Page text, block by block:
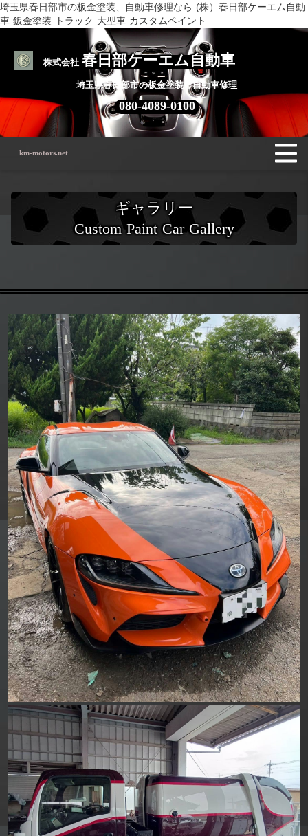
埼玉県春日部市の板金塗装、自動車修理なら (株）春日部ケーエム自動
車 鈑金塗装 トラック 大型車 カスタムペイント
株式会社 春日部ケーエム自動車
埼玉県春日部市の板金塗装・自動車修理
080-4089-0100
km-motors.net
ギャラリー
Custom Paint Car Gallery